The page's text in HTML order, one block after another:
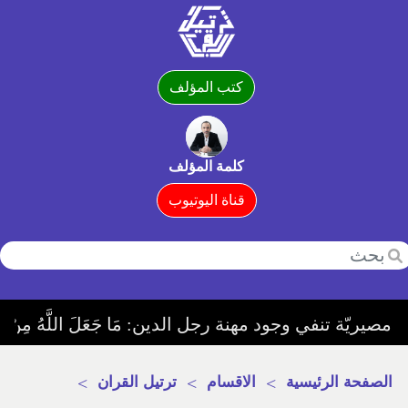
كتب المؤلف
كلمة المؤلف
قناة اليوتيوب
تنفي وجود مهنة رجل الدين: مَا جَعَلَ اللَّهُ مِنْ بَحِيرَةٍ وَلَا سَائِبَةٍ وَلَا وَصِيلَةٍ وَلَا حَامٍ وَلَكِنَّ الَّذِينَ كَفَرُوا يَفْتَرُونَ عَلَى اللَّهِ
الصفحة الرئيسية>الاقسام>ترتيل القران >